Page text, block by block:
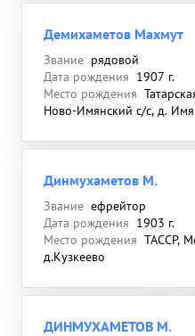
Демихаметов Махмут
Звание рядовой
Дата рождения 1907 г.
Место рождения
Ново-Имянский с/с, д.
Динмухаметов М.
Звание ефрейтор
Дата рождения 1903 г.
Место рождения ТАССР,
д.Кузкеево
ДИНМУХАМЕТОВ М.